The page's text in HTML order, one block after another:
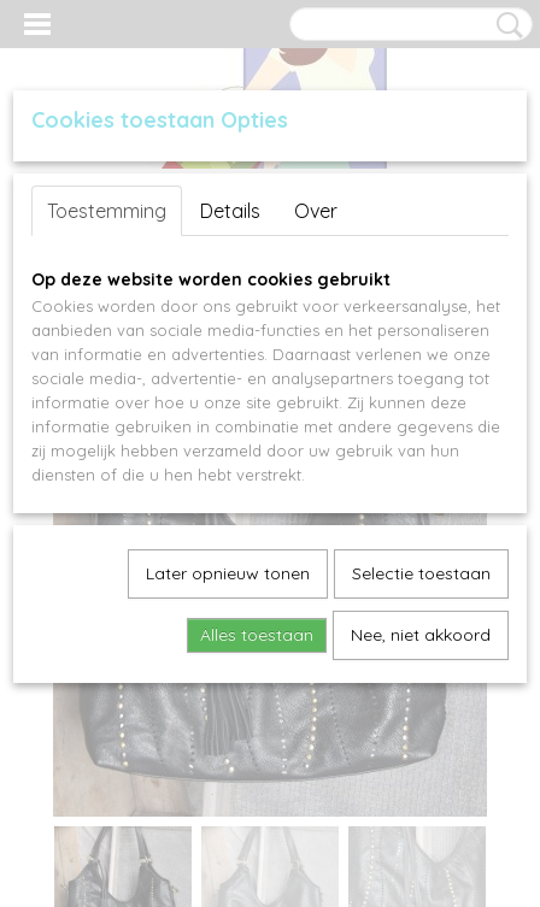
Inloggen Registreren
Cookies toestaan Opties
Toestemming Details Over
Op deze website worden cookies gebruikt
Cookies worden door ons gebruikt voor verkeersanalyse, het
aanbieden van sociale media-functies en het personaliseren
van informatie en advertenties. Daarnaast verlenen we onze
sociale media-, advertentie- en analysepartners toegang tot
informatie over hoe u onze site gebruikt. Zij kunnen deze
informatie gebruiken in combinatie met andere gegevens die
zij mogelijk hebben verzameld door uw gebruik van hun
diensten of die u hen hebt verstrekt.
Later opnieuw tonen Selectie toestaan
Alles toestaan Nee, niet akkoord